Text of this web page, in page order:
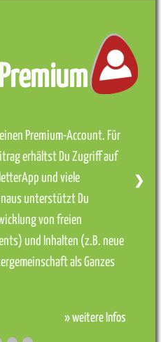
Premium-Account. Für
erhältst Du Zugriff auf
und viele
unterstützt Du
von freien
und Inhalten (z.B. neue
als Ganzes
» weitere Infos
❯